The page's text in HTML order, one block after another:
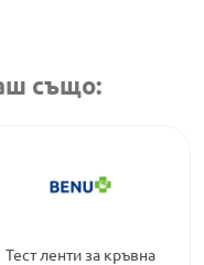
също:
Тест ленти за кръвна